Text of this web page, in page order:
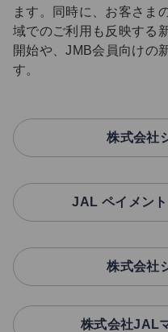
ます。同時に、お客さま
域でのご利用も反映する
開始や、JMB会員向けの
す。
株式会社
JAL ペイメン
株式会社
株式会社JAL